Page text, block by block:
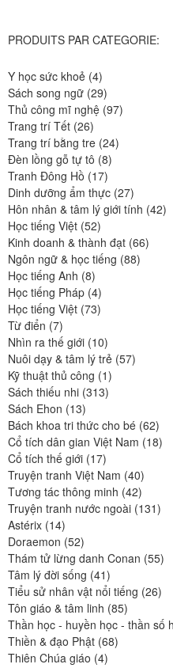
PRODUITS PAR CATEGORIE:
Y học sức khoẻ 44
produits
Sách song ngữ 2929
produits
Thủ công mĩ nghệ 9797
Trang trí Tết 2626
produits
Trang trí bằng tre 2424
Đèn lồng gỗ tự tô 88
Tranh Đông Hồ 1717
produits
Dinh dưỡng ẩm thực 2727
produits
Hôn nhân & tâm lý giới tính 4242
Học tiếng Việt 5252
produits
Kinh doanh & thành đạt 6666
Ngôn ngữ & học tiếng 8888
Học tiếng Anh 88
produits
Học tiếng Pháp 44
produits
Học tiếng Việt 7373
Từ điển 77
produits
Nhìn ra thế giới 1010
produits
Nuôi dạy & tâm lý trẻ 5757
Kỹ thuật thủ công 11
produit
Sách thiếu nhi 313313
Sách Ehon 1313
produits
Bách khoa tri thức cho bé 6262
Cổ tích dân gian Việt Nam 1818
Cổ tích thế giới 1717
produits
Truyện tranh Việt Nam 4040
produits
Tương tác thông minh 4242
produits
Truyện tranh nước ngoài 131131
Astérix 1414
produits
Doraemon 5252
produits
Thám tử lừng danh Conan 5555
Tâm lý đời sống 4141
produits
Tiểu sử nhân vật nổi tiếng 2626
Tôn giáo & tâm linh 8585
produits
Thần học - huyền học - thần số
Thiền & đạo Phật 6868
Thiên Chúa giáo 44